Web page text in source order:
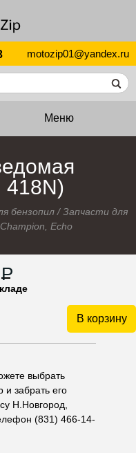
motozip01@yandex.ru
Меню
418N)
бензопил /Запчасти для
Champion, Echo
P
В корзину
выбрать
забрать его
Н.Новгород,
(831) 466-14-